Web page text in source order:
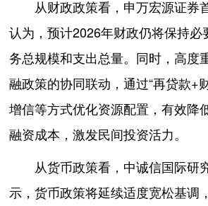
从财政政策看，申万宏源证券
认为，预计2026年财政仍将保持必
务总规模和支出总量。同时，高度
融政策的协同联动，通过“再贷款+
增信等方式优化资源配置，有效降
融资成本，激发民间投资活力。
从货币政策看，中诚信国际研
示，货币政策将延续适度宽松基调